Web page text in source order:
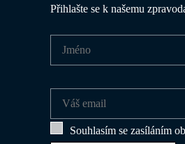
Přihlašte se k našemu
Souhlasím se zasíláním